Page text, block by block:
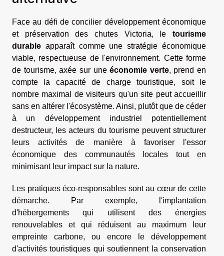
Face au défi de concilier développement économique
et préservation des chutes Victoria, le tourisme
durable apparaît comme une stratégie économique
viable, respectueuse de l'environnement. Cette forme
de tourisme, axée sur uneéconomie verte, prend en
compte la capacité de charge touristique, soit le
nombre maximal de visiteurs qu'un site peut accueillir
sans en altérer l'écosystème. Ainsi, plutôt que de céder
à un développement industriel potentiellement
destructeur, les acteurs du tourisme peuvent structurer
leurs activités de manière à favoriser l'essor
économique des communautés locales tout en
minimisant leur impact sur la nature.
Les pratiques éco-responsables sont au cœur de cette
démarche. Par exemple, l'implantation
d'hébergements qui utilisent des énergies
renouvelables et qui réduisent au maximum leur
empreinte carbone, ou encore le développement
d'activités touristiques qui soutiennent la conservation